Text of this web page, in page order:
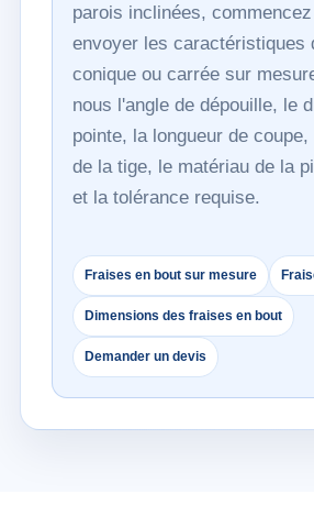
parois inclinées,
envoyer les caractéristiques
conique ou carrée sur
nous l'angle de dépouille, le
pointe, la longueur de
de la tige, le matériau de la
et la tolérance requise.
Fraises en bout sur mesure
Dimensions des fraises en bout
Demander un devis